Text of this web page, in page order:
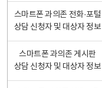
스마트폰 과의존 전화·포털
상담 신청자 및 대상자 정보
스마트폰 과의존 게시판
상담 신청자 및 대상자 정보